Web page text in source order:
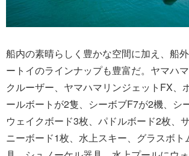
船内の素晴らしく豊かな空間に加え、船
ートイのラインナップも豊富だ。ヤマハ
クルーザー、ヤマハマリンジェットFX、
ールボートが2隻、シーボブF7が2機、シ
ウェイクボード3枚、パドルボード2枚、
ニーボード1枚、水上スキー、グラスボト